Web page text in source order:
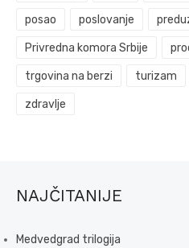
posao poslovanje
Privredna komora Srbije
trgovina na berzi turizam
zdravlje
NAJČITANIJE
Medvedgrad trilogija